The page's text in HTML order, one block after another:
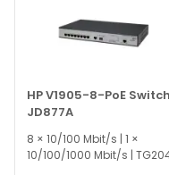
HP V1905-8-PoE Switch
JD877A
8 × 10/100 Mbit/s | 1 ×
10/100/1000 Mbit/s |